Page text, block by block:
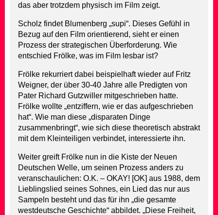
das aber trotzdem physisch im Film zeigt.
Scholz findet Blumenberg „supi“. Dieses Gefühl in
Bezug auf den Film orientierend, sieht er einen
Prozess der strategischen Überforderung. Wie
entschied Frölke, was im Film lesbar ist?
Frölke rekurriert dabei beispielhaft wieder auf Fritz
Weigner, der über 30-40 Jahre alle Predigten von
Pater Richard Gutzwiller mitgeschrieben hatte.
Frölke wollte „entziffern, wie er das aufgeschrieben
hat“. Wie man diese „disparaten Dinge
zusammenbringt“, wie sich diese theoretisch abstrakt
mit dem Kleinteiligen verbindet, interessierte ihn.
Weiter greift Frölke nun in die Kiste der Neuen
Deutschen Welle, um seinen Prozess anders zu
veranschaulichen: O.K. – OKAY! [OK] aus 1988, dem
Lieblingslied seines Sohnes, ein Lied das nur aus
Sampeln besteht und das für ihn „die gesamte
westdeutsche Geschichte“ abbildet. „Diese Freiheit,